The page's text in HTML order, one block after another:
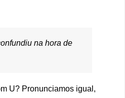
na hora de
U? Pronunciamos igual,